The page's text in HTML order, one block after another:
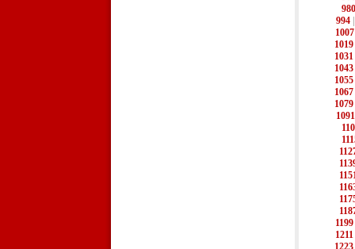
980
994
1007
1019
1031
1043
1055
1067
1079
1091
1199
1211
1223